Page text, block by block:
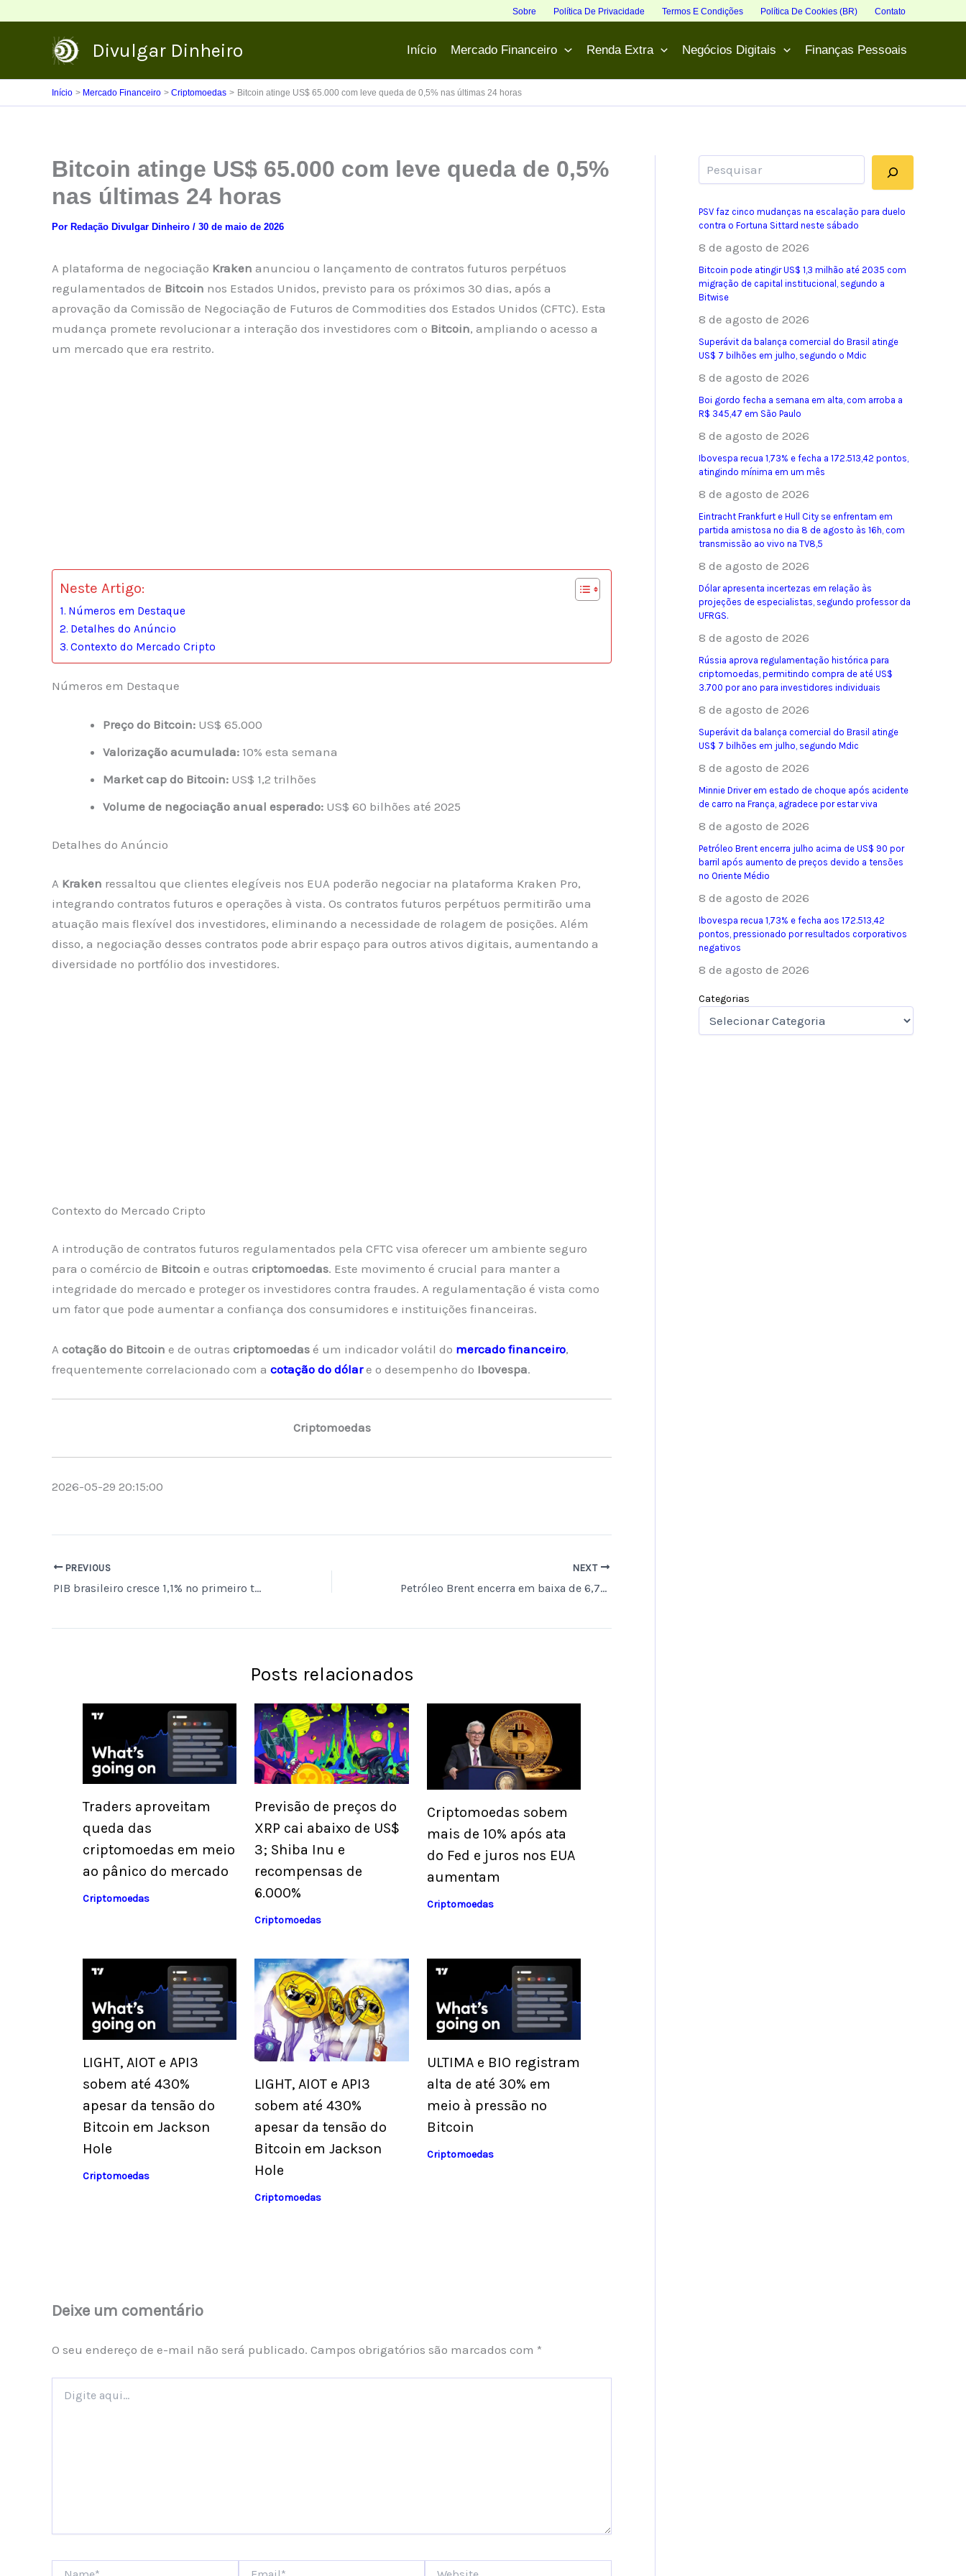
Sobre Política De Privacidade Termos E Condições Política De Cookies (BR) Contato
Divulgar Dinheiro Início Mercado Financeiro Renda Extra Negócios Digitais Finanças Pessoais
Início Mercado Financeiro Criptomoedas Bitcoin atinge US$ 65.000 com leve queda de 0,5% nas últimas 24 horas
Bitcoin atinge US$ 65.000 com leve queda de 0,5%
nas últimas 24 horas
Por Redação Divulgar Dinheiro / 30 de maio de 2026
A plataforma de negociação Kraken anunciou o lançamento de contratos futuros perpétuos
regulamentados de Bitcoin nos Estados Unidos, previsto para os próximos 30 dias, após a
aprovação da Comissão de Negociação de Futuros de Commodities dos Estados Unidos (CFTC). Esta
mudança promete revolucionar a interação dos investidores com o Bitcoin, ampliando o acesso a
um mercado que era restrito.
Neste Artigo:
Números em Destaque
Detalhes do Anúncio
Contexto do Mercado Cripto
Números em Destaque
Preço do Bitcoin: US$ 65.000
Valorização acumulada: 10% esta semana
Market cap do Bitcoin: US$ 1,2 trilhões
Volume de negociação anual esperado: US$ 60 bilhões até 2025
Detalhes do Anúncio
A Kraken ressaltou que clientes elegíveis nos EUA poderão negociar na plataforma Kraken Pro,
integrando contratos futuros e operações à vista. Os contratos futuros perpétuos permitirão uma
atuação mais flexível dos investidores, eliminando a necessidade de rolagem de posições. Além
disso, a negociação desses contratos pode abrir espaço para outros ativos digitais, aumentando a
diversidade no portfólio dos investidores.
Contexto do Mercado Cripto
A introdução de contratos futuros regulamentados pela CFTC visa oferecer um ambiente seguro
para o comércio de Bitcoin e outras criptomoedas. Este movimento é crucial para manter a
integridade do mercado e proteger os investidores contra fraudes. A regulamentação é vista como
um fator que pode aumentar a confiança dos consumidores e instituições financeiras.
A cotação do Bitcoin e de outras criptomoedas é um indicador volátil do mercado financeiro,
frequentemente correlacionado com a cotação do dólare o desempenho do Ibovespa.
Criptomoedas
2026-05-29 20:15:00
PREVIOUS
PIB brasileiro cresce 1,1% no primeiro trimestre de 2026, sustentando projeção de 2,3% para o ano, segundo IBGE
NEXT
Petróleo Brent encerra em baixa de 6,78%, a US$ 93,42 por barril, com avanços nas negociações entre EUA e Irã
Posts relacionados
Traders aproveitam
queda das
criptomoedas em meio
ao pânico do mercado
Criptomoedas
Previsão de preços do
XRP cai abaixo de US$
3; Shiba Inu e
recompensas de
6.000%
Criptomoedas
Criptomoedas sobem
mais de 10% após ata
do Fed e juros nos EUA
aumentam
Criptomoedas
LIGHT, AIOT e API3
sobem até 430%
apesar da tensão do
Bitcoin em Jackson
Hole
Criptomoedas
LIGHT, AIOT e API3
sobem até 430%
apesar da tensão do
Bitcoin em Jackson
Hole
Criptomoedas
ULTIMA e BIO registram
alta de até 30% em
meio à pressão no
Bitcoin
Criptomoedas
Deixe um comentário
O seu endereço de e-mail não será publicado. Campos obrigatórios são marcados com *
aqui...
PSV faz cinco mudanças na escalação para duelo
contra o Fortuna Sittard neste sábado
8 de agosto de 2026
Bitcoin pode atingir US$ 1,3 milhão até 2035 com
migração de capital institucional, segundo a
Bitwise
8 de agosto de 2026
Superávit da balança comercial do Brasil atinge
US$ 7 bilhões em julho, segundo o Mdic
8 de agosto de 2026
Boi gordo fecha a semana em alta, com arroba a
R$ 345,47 em São Paulo
8 de agosto de 2026
Ibovespa recua 1,73% e fecha a 172.513,42 pontos,
atingindo mínima em um mês
8 de agosto de 2026
Eintracht Frankfurt e Hull City se enfrentam em
partida amistosa no dia 8 de agosto às 16h, com
transmissão ao vivo na TV8,5
8 de agosto de 2026
Dólar apresenta incertezas em relação às
projeções de especialistas, segundo professor da
UFRGS.
8 de agosto de 2026
Rússia aprova regulamentação histórica para
criptomoedas, permitindo compra de até US$
3.700 por ano para investidores individuais
8 de agosto de 2026
Superávit da balança comercial do Brasil atinge
US$ 7 bilhões em julho, segundo Mdic
8 de agosto de 2026
Minnie Driver em estado de choque após acidente
de carro na França, agradece por estar viva
8 de agosto de 2026
Petróleo Brent encerra julho acima de US$ 90 por
barril após aumento de preços devido a tensões
no Oriente Médio
8 de agosto de 2026
Ibovespa recua 1,73% e fecha aos 172.513,42
pontos, pressionado por resultados corporativos
negativos
8 de agosto de 2026
Categorias